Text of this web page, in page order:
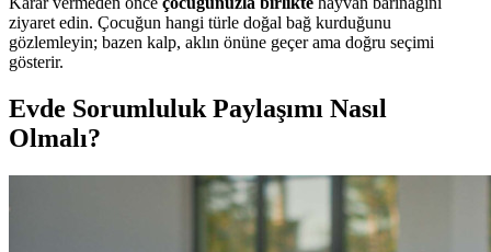
ziyaret edin. Çocuğun hangi türle doğal bağ kurduğunu
gözlemleyin; bazen kalp, aklın önüne geçer ama doğru seçimi
gösterir.
Evde Sorumluluk Paylaşımı Nasıl
Olmalı?